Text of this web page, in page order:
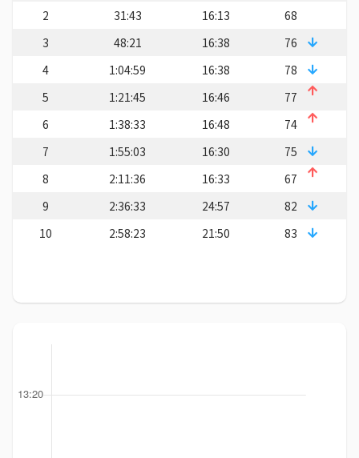
2
31:43 16:13
68
3
48:21 16:38
76
4
1:04:59 16:38
78
5
1:21:45 16:46
77
6
1:38:33 16:48
74
7
1:55:03 16:30
75
8
2:11:36 16:33
67
9
2:36:33 24:57
82
10
2:58:23 21:50 83